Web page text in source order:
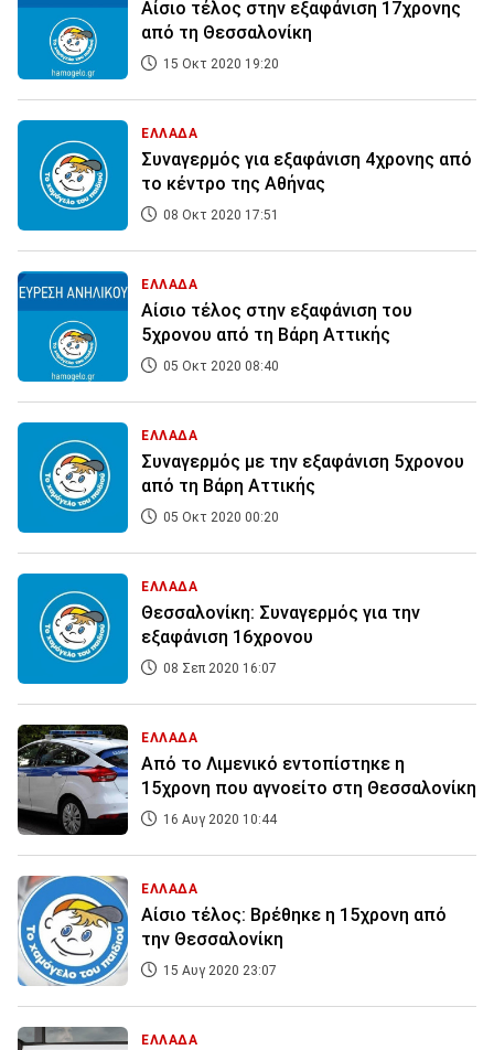
Αίσιο τέλος στην εξαφάνιση 17χρονης
από τη Θεσσαλονίκη
15 Οκτ 2020 19:20
ΕΛΛΑΔΑ
Συναγερμός για εξαφάνιση 4χρονης από
το κέντρο της Αθήνας
08 Οκτ 2020 17:51
ΕΛΛΑΔΑ
Αίσιο τέλος στην εξαφάνιση του
5χρονου από τη Βάρη Αττικής
05 Οκτ 2020 08:40
ΕΛΛΑΔΑ
Συναγερμός με την εξαφάνιση 5χρονου
από τη Βάρη Αττικής
05 Οκτ 2020 00:20
ΕΛΛΑΔΑ
Θεσσαλονίκη: Συναγερμός για την
εξαφάνιση 16χρονου
08 Σεπ 2020 16:07
ΕΛΛΑΔΑ
Από το Λιμενικό εντοπίστηκε η
15χρονη που αγνοείτο στη Θεσσαλονίκη
16 Αυγ 2020 10:44
ΕΛΛΑΔΑ
Αίσιο τέλος: Βρέθηκε η 15χρονη από
την Θεσσαλονίκη
15 Αυγ 2020 23:07
ΕΛΛΑΔΑ